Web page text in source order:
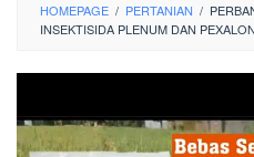
HOMEPAGE / PERTANIAN /
INSEKTISIDA PLENUM DAN PEXALON